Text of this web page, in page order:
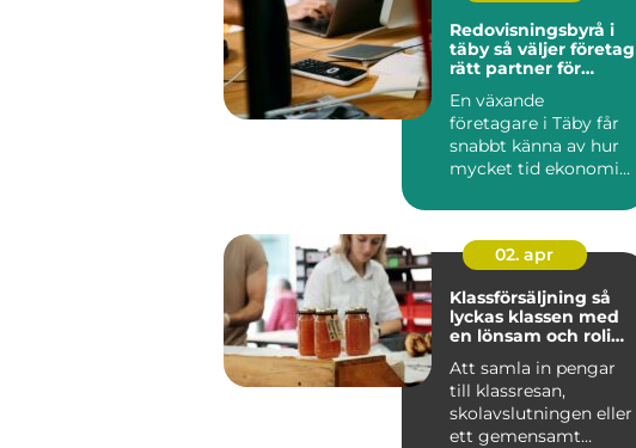
Redovisningsbyrå i
täby så väljer företag
rätt partner för
En växande
företagare i Täby får
snabbt känna av hur
mycket tid ekonomin
löpande red...
02. apr
Klassförsäljning så
lyckas klassen med
en lönsam och rolig
Att samla in pengar
till klassresan,
skolavslutningen eller
ett gemensamt